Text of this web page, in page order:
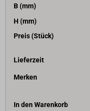
B (mm)
H (mm)
Preis (Stück)
Lieferzeit
Merken
In den Warenkorb